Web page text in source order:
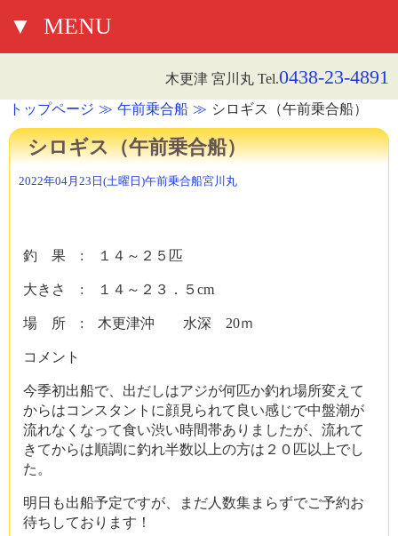
▼ MENU
木更津 宮川丸 Tel.0438-23-4891
トップページ 午前乗合船 シロギス（午前乗合船）
シロギス（午前乗合船）
2022年04月23日(土曜日)午前乗合船宮川丸
釣 果 : １４～２５匹
大きさ : １４～２３．５cm
場 所 : 木更津沖 水深 20ｍ
コメント
今季初出船で、出だしはアジが何匹か釣れ場所変えて
からはコンスタントに顔見られて良い感じで中盤潮が
流れなくなって食い渋い時間帯ありましたが、流れて
きてからは順調に釣れ半数以上の方は２０匹以上でし
た。
明日も出船予定ですが、まだ人数集まらずでご予約お
待ちしております！